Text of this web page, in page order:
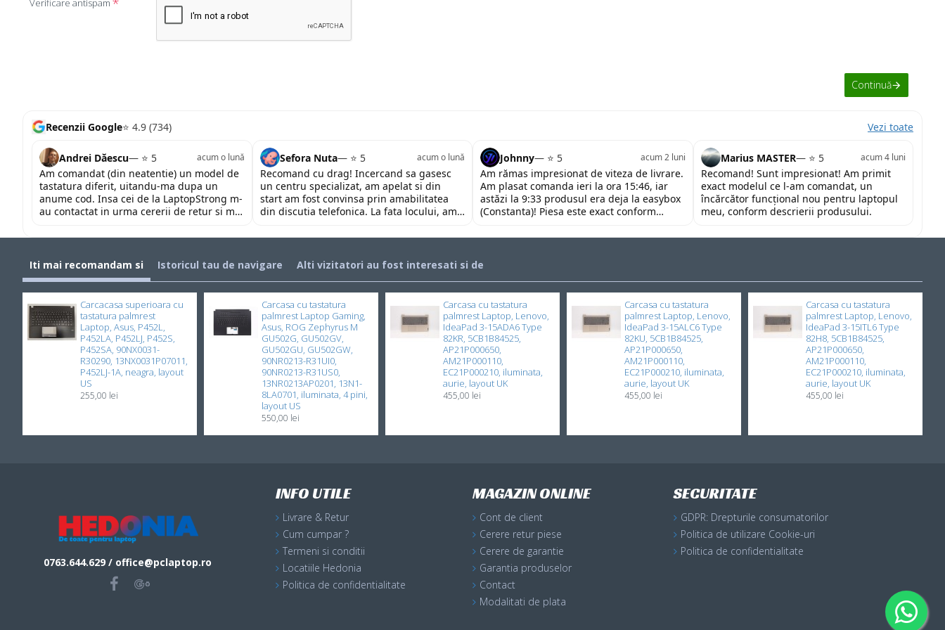
Verificare antispam
Continuă
Recenzii Google⭐ 4.9 (734) Vezi toate
Andrei Dăescu— ⭐ 5 acum o lună
Am comandat (din neatentie) un model de
tastatura diferit, uitandu-ma dupa un
anume cod. Insa cei de la LaptopStrong m-
au contactat in urma cererii de retur si mi-
pentru repararea laptopului. Nu am ce
Sefora Nuta— ⭐ 5 acum o lună
Recomand cu drag! Incercand sa gasesc
un centru specializat, am apelat si din
start am fost convinsa prin amabilitatea
din discutia telefonica. La fata locului, am
priceperea personalului. Multumesc tare
Johnny— ⭐ 5 acum 2 luni
Am rămas impresionat de viteza de livrare.
Am plasat comanda ieri la ora 15:46, iar
astăzi la 9:33 produsul era deja la easybox
(Constanta)! Piesa este exact conform
preț foarte competitiv. Recomand cu toată
Marius MASTER— ⭐ 5 acum 4 luni
Recomand! Sunt impresionat! Am primit
exact modelul ce l-am comandat, un
încărcător funcțional nou pentru laptopul
meu, conform descrierii produsului.
Iti mai recomandam si Istoricul tau de navigare Alti vizitatori au fost interesati si de
Carcacasa superioara cu
tastatura palmrest
Laptop, Asus, P452L,
P452LA, P452LJ, P452S,
P452SA, 90NX0031-
R30290, 13NX0031P07011,
P452LJ-1A, neagra, layout
US
255,00 lei
Carcasa cu tastatura
palmrest Laptop Gaming,
Asus, ROG Zephyrus M
GU502G, GU502GV,
GU502GU, GU502GW,
90NR0213-R31UI0,
90NR0213-R31US0,
13NR0213AP0201, 13N1-
8LA0701, iluminata, 4 pini,
layout US
550,00 lei
Carcasa cu tastatura
palmrest Laptop, Lenovo,
IdeaPad 3-15ADA6 Type
82KR, 5CB1B84525,
AP21P000650,
AM21P000110,
EC21P000210, iluminata,
aurie, layout UK
455,00 lei
Carcasa cu tastatura
palmrest Laptop, Lenovo,
IdeaPad 3-15ALC6 Type
82KU, 5CB1B84525,
AP21P000650,
AM21P000110,
EC21P000210, iluminata,
aurie, layout UK
455,00 lei
Carcasa cu tastatura
palmrest Laptop, Lenovo,
IdeaPad 3-15ITL6 Type
82H8, 5CB1B84525,
AP21P000650,
AM21P000110,
EC21P000210, iluminata,
aurie, layout UK
455,00 lei
0763.644.629 / office@pclaptop.ro
INFO UTILE
Livrare & Retur
Cum cumpar ?
Termeni si conditii
Locatiile Hedonia
Politica de confidentialitate
MAGAZIN ONLINE
Cont de client
Cerere retur piese
Cerere de garantie
Garantia produselor
Contact
Modalitati de plata
SECURITATE
GDPR: Drepturile consumatorilor
Politica de utilizare Cookie-uri
Politica de confidentialitate